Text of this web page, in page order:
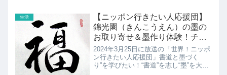
村、渡辺裕太の独身芸能人6人がそれぞ
れの自宅の部屋を大...
生活
【ニッポン行きたい人応援団】
錦光園（きんこうえん）の墨の
お取り寄せ＆墨作り体験！チリ
のカミラさん
2024年3月25日に放送の「世界！ニッポ
ン行きたい人応援団」書道と墨づく
り”を学びたい！“書道”を志し“墨”を大切